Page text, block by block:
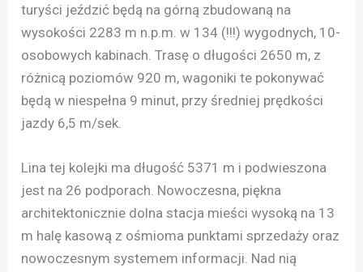
turyści jeździć będą na górną zbudowaną na
wysokości 2283 m n.p.m. w 134 (!!!) wygodnych, 10-
osobowych kabinach. Trasę o długości 2650 m, z
różnicą poziomów 920 m, wagoniki te pokonywać
będą w niespełna 9 minut, przy średniej prędkości
jazdy 6,5 m/sek.
Lina tej kolejki ma długość 5371 m i podwieszona
jest na 26 podporach. Nowoczesna, piękna
architektonicznie dolna stacja mieści wysoką na 13
m halę kasową z ośmioma punktami sprzedaży oraz
nowoczesnym systemem informacji. Nad nią